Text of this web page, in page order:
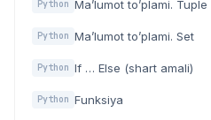
Python Ma’lumot to’plami. Tuple
Python Ma’lumot to’plami. Set
Python If … Else (shart amali)
Python Funksiya